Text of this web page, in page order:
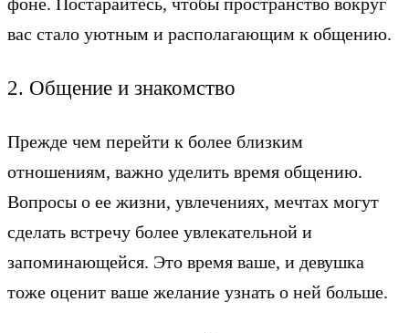
вас стало уютным и располагающим к общению.
2. Общение и знакомство
Прежде чем перейти к более близким
отношениям, важно уделить время общению.
Вопросы о ее жизни, увлечениях, мечтах могут
сделать встречу более увлекательной и
запоминающейся. Это время ваше, и девушка
тоже оценит ваше желание узнать о ней больше.